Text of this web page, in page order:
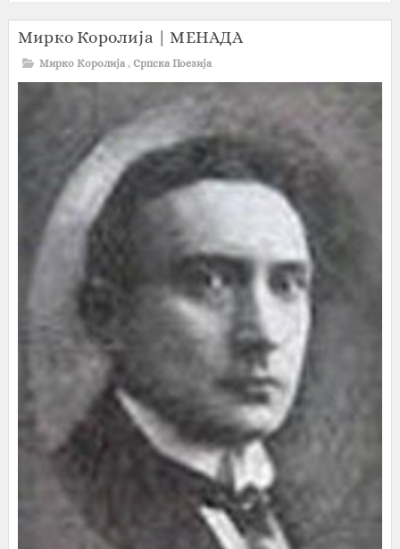
Мирко Королија | МЕНАДА
Мирко Королија , Српска Поезија